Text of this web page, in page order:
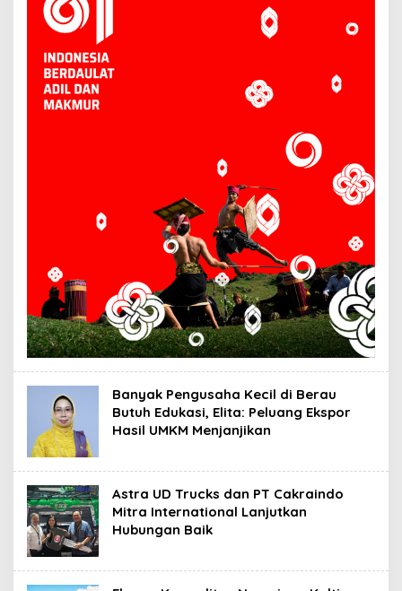
Banyak Pengusaha Kecil di Berau
Butuh Edukasi, Elita: Peluang Ekspor
Hasil UMKM Menjanjikan
Astra UD Trucks dan PT Cakraindo
Mitra International Lanjutkan
Hubungan Baik